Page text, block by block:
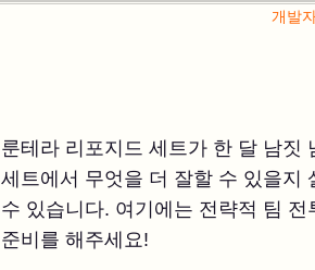
개발
룬테라 리포지드 세트가 한 달 남짓
세트에서 무엇을 더 잘할 수 있을지
수 있습니다. 여기에는 전략적 팀
준비를 해주세요!